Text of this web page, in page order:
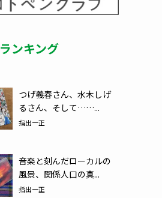
ランキング
つげ義春さん、水木しげ
るさん、そして……...
指出一正
音楽と刻んだローカルの
風景、関係人口の真...
指出一正